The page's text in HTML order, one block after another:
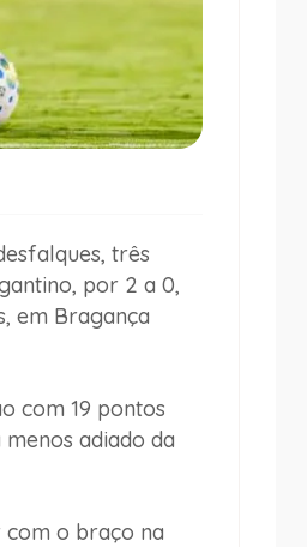
três
por 2 a 0,
em Bragança
com 19 pontos
adiado da
o braço na